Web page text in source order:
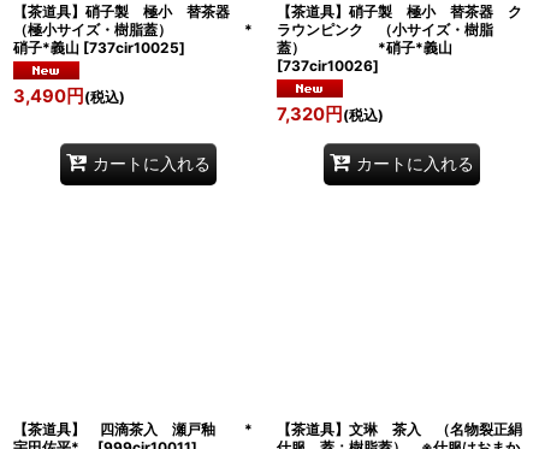
【茶道具】硝子製 極小 替茶器
（極小サイズ・樹脂蓋） *
硝子*義山 [737cir10025]
3,490円 (税込)
カートに入れる
【茶道具】硝子製 極小 替茶器 ク
ラウンピンク （小サイズ・樹脂
蓋） *硝子*義山
[737cir10026]
7,320円 (税込)
カートに入れる
【茶道具】 四滴茶入 瀬戸釉 *
【茶道具】文琳 茶入 （名物裂正絹